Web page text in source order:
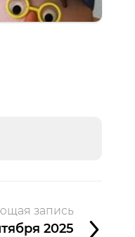
запись
2025